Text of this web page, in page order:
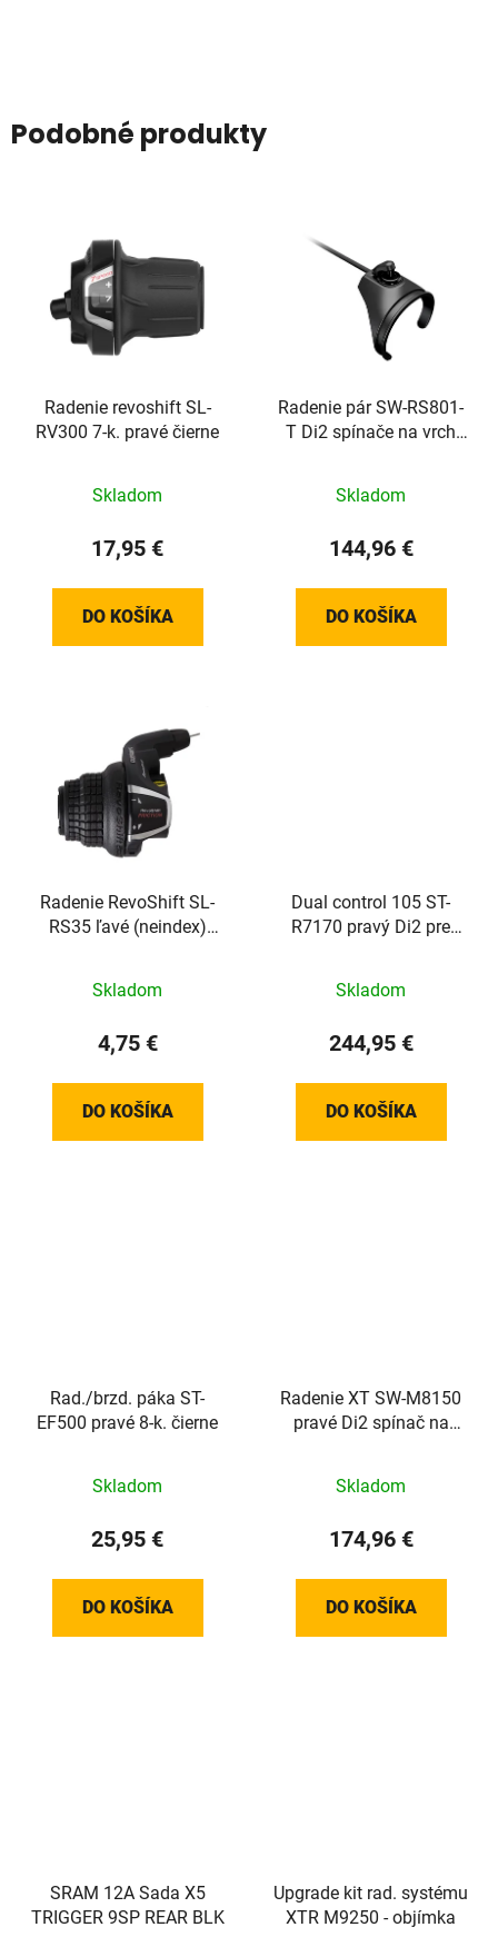
Podobné produkty
Radenie revoshift SL-
RV300 7-k. pravé čierne
Skladom
17,95 €
DO KOŠÍKA
Radenie pár SW-RS801-
T Di2 spínače na vrch
Skladom
144,96 €
DO KOŠÍKA
Radenie RevoShift SL-
RS35 ľavé (neindex)
Skladom
4,75 €
DO KOŠÍKA
Dual control 105 ST-
R7170 pravý Di2 pre
Skladom
244,95 €
DO KOŠÍKA
Rad./brzd. páka ST-
EF500 pravé 8-k. čierne
Skladom
25,95 €
DO KOŠÍKA
Radenie XT SW-M8150
pravé Di2 spínač na
Skladom
174,96 €
DO KOŠÍKA
SRAM 12A Sada X5
TRIGGER 9SP REAR BLK
Upgrade kit rad. systému
XTR M9250 - objímka